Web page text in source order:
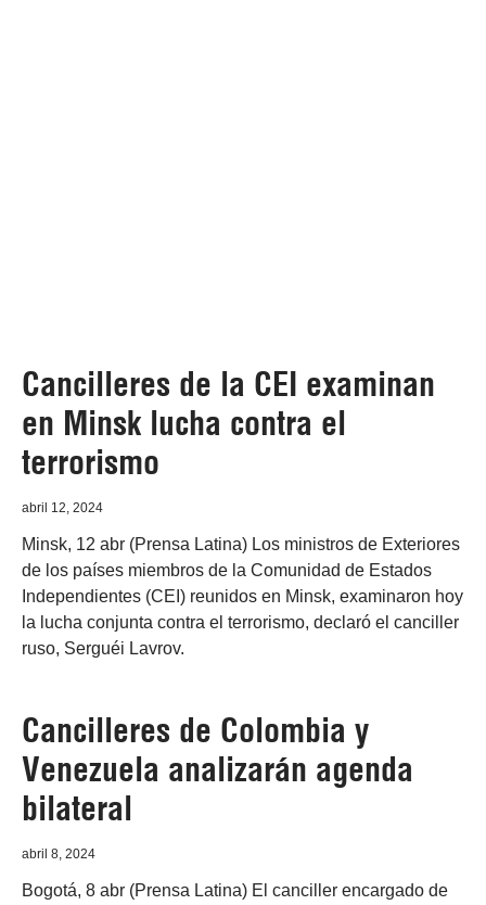
Cancilleres de la CEI examinan
en Minsk lucha contra el
terrorismo
abril 12, 2024
Minsk, 12 abr (Prensa Latina) Los ministros de Exteriores
de los países miembros de la Comunidad de Estados
Independientes (CEI) reunidos en Minsk, examinaron hoy
la lucha conjunta contra el terrorismo, declaró el canciller
ruso, Serguéi Lavrov.
Cancilleres de Colombia y
Venezuela analizarán agenda
bilateral
abril 8, 2024
Bogotá, 8 abr (Prensa Latina) El canciller encargado de